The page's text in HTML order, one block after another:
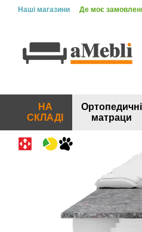
Перейти до основного контенту
Наші магазини Де моє
НА
СКЛАДІ
Ортопедичні
матраци